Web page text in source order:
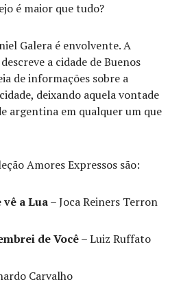
é maior que tudo?
Galera é envolvente. A
a cidade de Buenos
de informações sobre a
deixando aquela vontade
argentina em qualquer um que
Amores Expressos são:
vê a Lua– Joca Reiners Terron
de Você– Luiz Ruffato
Carvalho